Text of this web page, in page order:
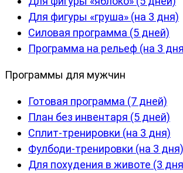
Для фигуры «груша» (на 3 дня)
Силовая программа (5 дней)
Программа на рельеф (на 3
Программы для мужчин
Готовая программа (7 дней)
План без инвентаря (5 дней)
Сплит-тренировки (на 3 дня)
Фулбоди-тренировки (на 3 дня)
Для похудения в животе (3